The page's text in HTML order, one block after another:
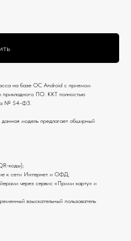
на базе ОС Android с приемом
прикладного ПО. ККТ полностью
№ 54-ФЗ.
модель предлагает обширный
коды);
к сети Интернет и ОФД;
через сервис «Прими карту» и
взыскательный пользователь